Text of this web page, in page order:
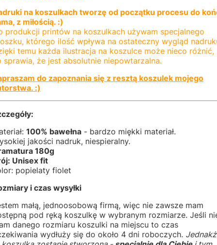
na koszulkach tworzę od początku procesu do
z miłością. :)
produkcji printów na koszulkach używam specjalnego
którego ilość wpływa na ostateczny wygląd
temu każda ilustracja na koszulce może nieco różnić,
sprawia, że jest absolutnie niepowtarzalna.
do zapoznania się z resztą koszulek mojego
:)
100% bawełna - bardzo miękki materiał.
jakości nadruk, niespieralny.
180g
Unisex fit
popielaty fiolet
i czas wysyłki
małą, jednoosobową firmą, więc nie zawsze mam
pod ręką koszulkę w wybranym rozmiarze. Jeśli
danego rozmiaru koszulki na miejscu to czas
wydłuży się do około 4 dni roboczych.